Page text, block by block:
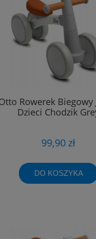
Rowerek Biegowy
Dzieci Chodzik
99,90 zł
DO KOSZYKA